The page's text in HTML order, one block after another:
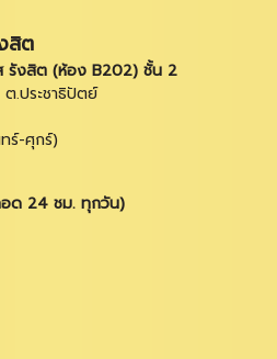
สิต
รังสิต (ห้อง B202) ชั้น 2
.ประชาธิปัตย์
ร์-ศุกร์)
ด 24 ชม. ทุกวัน)